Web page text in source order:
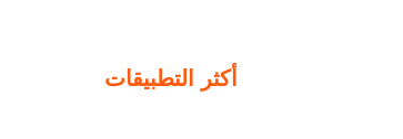
أكثر التطبيقات